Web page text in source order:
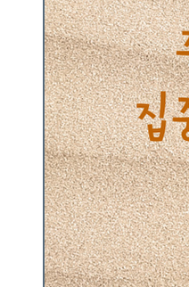
업소알바 타이마
기장유흥알바 부
유흥알바구인